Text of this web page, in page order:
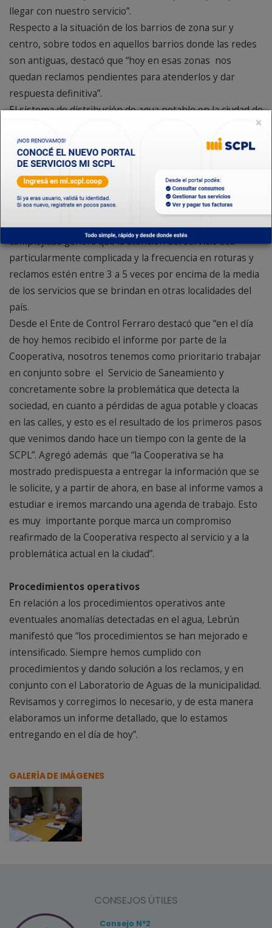
llegar con nuestro servicio”.
Respecto a la situación de los barrios de zona sur y
centro, sobre todos en aquellos barrios donde las redes
son antiguas, destacó que “hoy en esas zonas nos
quedan reclamos pendientes para atenderlos y dar
respuesta definitiva”.
El sistema de distribución de agua potable en la ciudad de
dadas las características de la topografía del terreno
(altimetrías), el desarrollo del espacio urbano (de norte a
sur en aproximadamente 50 km.), expansión
demográfica, y la antigüedad de las redes en los barrios
más antiguos de la ciudad (redes construidas en asbesto
cemento, hierro fundido, etc., obsoletas). Esta
complejidad genera que la atención del servicio sea
particularmente complicada y la frecuencia en roturas y
reclamos estén entre 3 a 5 veces por encima de la media
de los servicios que se brindan en otras localidades del
país.
Desde el Ente de Control Ferraro destacó que “en el día
de hoy hemos recibido el informe por parte de la
Cooperativa, nosotros tenemos como prioritario trabajar
en conjunto sobre el Servicio de Saneamiento y
concretamente sobre la problemática que detecta la
sociedad, en cuanto a pérdidas de agua potable y cloacas
en las calles, y esto es el resultado de los primeros pasos
que venimos dando hace un tiempo con la gente de la
SCPL”. Agregó además que “la Cooperativa se ha
mostrado predispuesta a entregar la información que se
le solicite, y a partir de ahora, en base al informe vamos a
estudiar e iremos marcando una agenda de trabajo. Esto
es muy importante porque marca un compromiso
reafirmado de la Cooperativa respecto al servicio y a la
problemática actual en la ciudad”.
Procedimientos operativos
En relación a los procedimientos operativos ante
eventuales anomalías detectadas en el agua, Lebrún
manifestó que “los procedimientos se han mejorado e
intensificado. Siempre hemos cumplido con
procedimientos y dando solución a los reclamos, y en
conjunto con el Laboratorio de Aguas de la municipalidad.
Revisamos y corregimos lo necesario, y de esta manera
elaboramos un informe detallado, que lo estamos
entregando en el día de hoy”.
GALERÍA DE IMÁGENES
CONSEJOS ÚTILES
Consejo Nº2
×